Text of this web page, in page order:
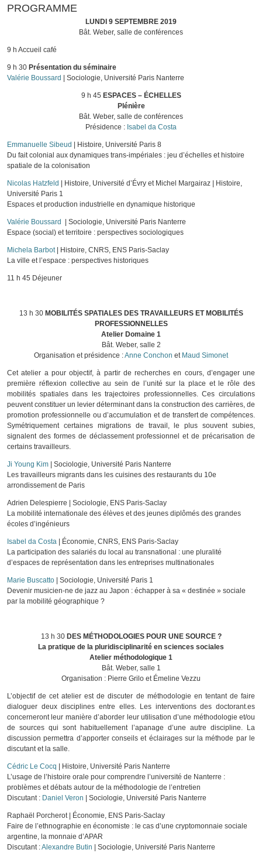
PROGRAMME
LUNDI 9 SEPTEMBRE 2019
Bât. Weber, salle de conférences
9 h Accueil café
9 h 30 Présentation du séminaire
Valérie Boussard
| Sociologie, Université Paris Nanterre
9 h 45 ESPACES – ÉCHELLES
Plénière
Bât. Weber, salle de conférences
Présidence : Isabel da Costa
Emmanuelle Sibeud
| Histoire, Université Paris 8
Du fait colonial aux dynamiques trans-impériales : jeu d’échelles et histoire
spatiale de la colonisation
Nicolas Hatzfeld
| Histoire, Université d’Évry et Michel Margairaz | Histoire,
Université Paris 1
Espaces et production industrielle en dynamique historique
Valérie Boussard
| Sociologie, Université Paris Nanterre
Espace (social) et territoire : perspectives sociologiques
Michela Barbot| Histoire, CNRS, ENS Paris-Saclay
La ville et l’espace : perspectives historiques
11 h 45 Déjeuner
13 h 30 MOBILITÉS SPATIALES DES TRAVAILLEURS ET MOBILITÉS
PROFESSIONNELLES
Atelier Domaine 1
Bât. Weber, salle 2
Organisation et présidence :Anne Conchon et Maud Simonet
Cet atelier a pour objectif, à partir de recherches en cours, d’engager une
première réflexion collective au sein de l’unité sur la place et le rôle des
mobilités spatiales dans les trajectoires professionnelles. Ces circulations
peuvent constituer un levier déterminant dans la construction des carrières, de
promotion professionnelle ou d’accumulation et de transfert de compétences.
Symétriquement certaines migrations de travail, le plus souvent subies,
signalent des formes de déclassement professionnel et de précarisation de
certains travailleurs.
Ji Young Kim | Sociologie, Université Paris Nanterre
Les travailleurs migrants dans les cuisines des restaurants du 10e
arrondissement de Paris
Adrien Delespierre | Sociologie, ENS Paris-Saclay
La mobilité internationale des élèves et des jeunes diplômés des grandes
écoles d’ingénieurs
Isabel da Costa | Économie, CNRS, ENS Paris-Saclay
La participation des salariés du local au transnational : une pluralité
d’espaces de représentation dans les entreprises multinationales
Marie Buscatto | Sociologie, Université Paris 1
Devenir musicien-ne de jazz au Japon : échapper à sa « destinée » sociale
par la mobilité géographique ?
13 h 30 DES MÉTHODOLOGIES POUR UNE SOURCE ?
La pratique de la pluridisciplinarité en sciences sociales
Atelier méthodologique 1
Bât. Weber, salle 1
Organisation : Pierre Grilo et Émeline Vezzu
L’objectif de cet atelier est de discuter de méthodologie en tentant de faire
dialoguer deux disciplines entre elles. Les interventions des doctorant.es
concerneront leur manière d’aborder leur utilisation d’une méthodologie et/ou
de sources qui sont habituellement l’apanage d’une autre discipline. La
discussion permettra d’apporter conseils et éclairages sur la méthode par le
discutant et la salle.
Cédric Le Cocq | Histoire, Université Paris Nanterre
L’usage de l’histoire orale pour comprendre l’université de Nanterre :
problèmes et débats autour de la méthodologie de l’entretien
Discutant : Daniel Veron | Sociologie, Université Paris Nanterre
Raphaël Porcherot | Économie, ENS Paris-Saclay
Faire de l’ethnographie en économiste : le cas d’une cryptomonnaie sociale
argentine, la monnaie d’APAR
Discutant :Alexandre Butin | Sociologie, Université Paris Nanterre